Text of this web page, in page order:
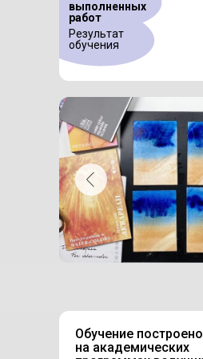
Результат
обучения
выполненных
работ
Обучение построено
на академических